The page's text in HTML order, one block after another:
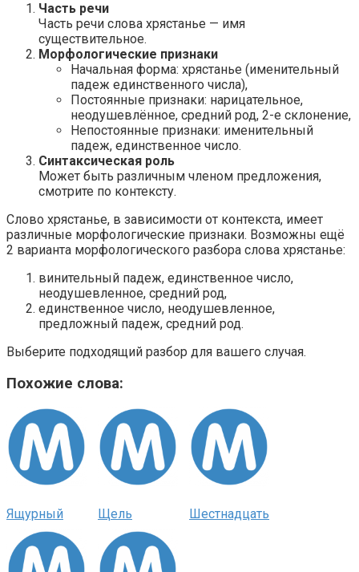
Часть речи
Часть речи слова хрястанье — имя
существительное.
Морфологические признаки
Начальная форма: хрястанье (именительный
падеж единственного числа),
Постоянные признаки: нарицательное,
неодушевлённое, средний род, 2-е склонение,
Непостоянные признаки: именительный
падеж, единственное число.
Синтаксическая роль
Может быть различным членом предложения,
смотрите по контексту.
Слово хрястанье, в зависимости от контекста, имеет
различные морфологические признаки. Возможны ещё
2 варианта морфологического разбора слова хрястанье:
винительный падеж, единственное число,
неодушевленное, средний род,
единственное число, неодушевленное,
предложный падеж, средний род.
Выберите подходящий разбор для вашего случая.
Похожие слова:
Ящурный Щель Шестнадцать